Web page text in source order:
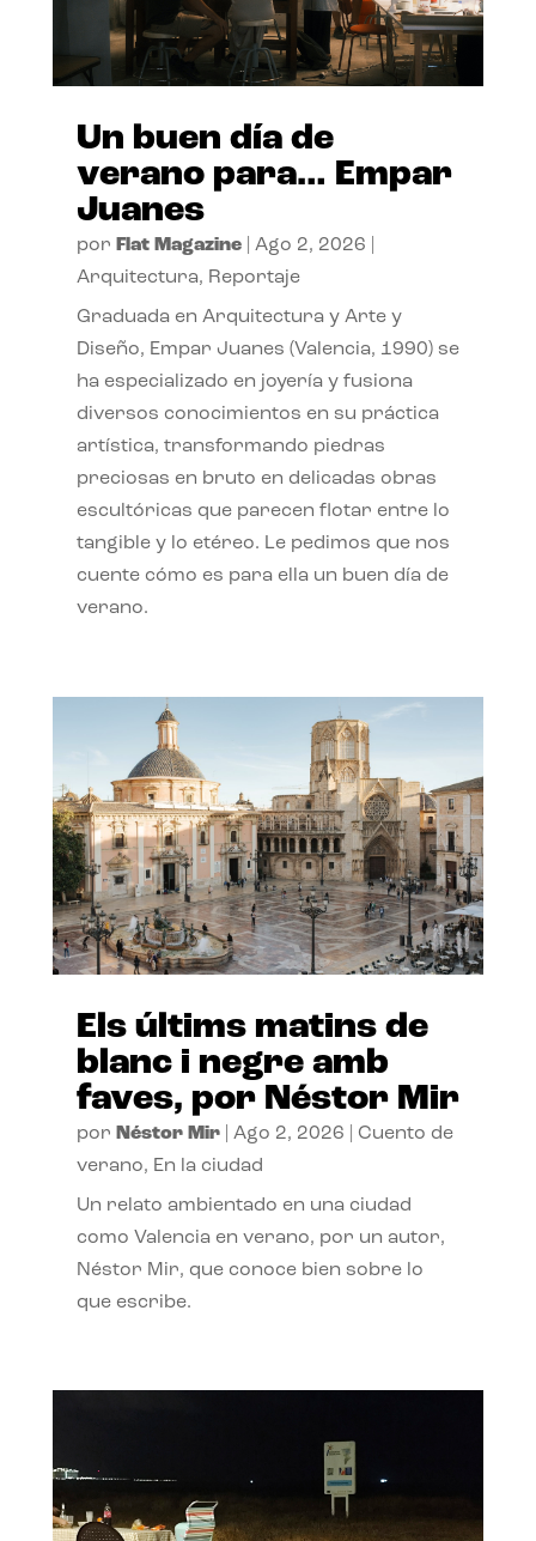
Un buen día de
verano para… Empar
Juanes
por Flat Magazine| Ago 2, 2026
Arquitectura, Reportaje
Graduada en Arquitectura y Arte y
Diseño, Empar Juanes (Valencia, 1990) se
ha especializado en joyería y fusiona
diversos conocimientos en su práctica
artística, transformando piedras
preciosas en bruto en delicadas obras
escultóricas que parecen flotar entre lo
tangible y lo etéreo. Le pedimos que nos
cuente cómo es para ella un buen día de
verano.
Els últims matins de
blanc i negre amb
faves, por Néstor Mir
por Néstor Mir| Ago 2, 2026
Cuento de
verano, En la ciudad
Un relato ambientado en una ciudad
como Valencia en verano, por un autor,
Néstor Mir, que conoce bien sobre lo
que escribe.